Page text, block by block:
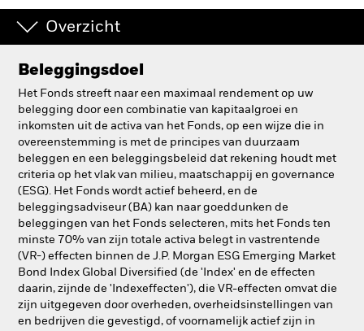
iShares
Aladdin
Ons bedrijf
Overzicht
Beleggingsdoel
Het Fonds streeft naar een maximaal rendement op uw
belegging door een combinatie van kapitaalgroei en
inkomsten uit de activa van het Fonds, op een wijze die in
overeenstemming is met de principes van duurzaam
beleggen en een beleggingsbeleid dat rekening houdt met
criteria op het vlak van milieu, maatschappij en governance
(ESG). Het Fonds wordt actief beheerd, en de
beleggingsadviseur (BA) kan naar goeddunken de
beleggingen van het Fonds selecteren, mits het Fonds ten
minste 70% van zijn totale activa belegt in vastrentende
(VR-) effecten binnen de J.P. Morgan ESG Emerging Market
Bond Index Global Diversified (de 'Index' en de effecten
daarin, zijnde de 'Indexeffecten'), die VR-effecten omvat die
zijn uitgegeven door overheden, overheidsinstellingen van
en bedrijven die gevestigd, of voornamelijk actief zijn in